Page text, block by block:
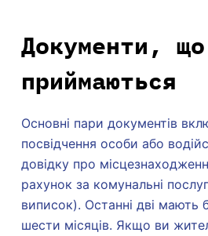
Документи, що
приймаються
Основні пари документів
посвідчення особи або
довідку про
рахунок за комунальні
виписок). Останні дві мають
шести місяців. Якщо ви